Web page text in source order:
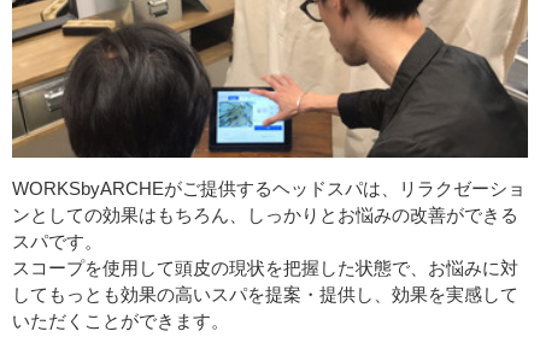
WORKSbyARCHEがご提供するヘッドスパは、リラクゼーショ
ンとしての効果はもちろん、しっかりとお悩みの改善ができる
スパです。
スコープを使用して頭皮の現状を把握した状態で、お悩みに対
してもっとも効果の高いスパを提案・提供し、効果を実感して
いただくことができます。